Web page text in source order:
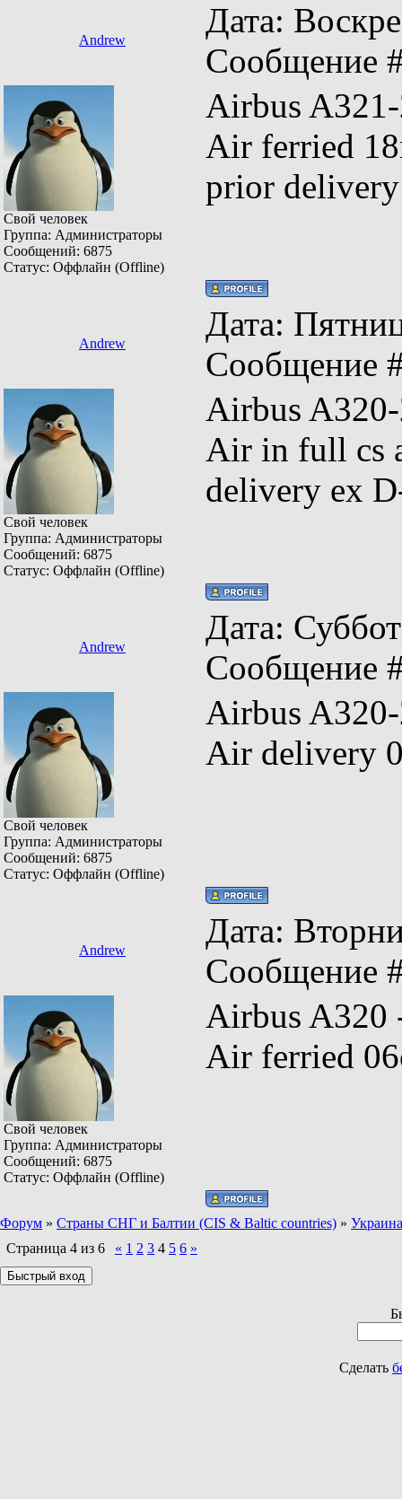
Andrew
Дата:
Сообщение
Свой человек
Группа: Администраторы
Сообщений: 6875
Статус: Оффлайн (Offline)
Airbus
Air ferried
prior
Andrew
Дата:
Сообщение
Свой человек
Группа: Администраторы
Сообщений: 6875
Статус: Оффлайн (Offline)
Airbus
Air in full cs
delivery ex
Andrew
Дата:
Сообщение
Свой человек
Группа: Администраторы
Сообщений: 6875
Статус: Оффлайн (Offline)
Airbus
Air delivery
Andrew
Дата:
Сообщение
Свой человек
Группа: Администраторы
Сообщений: 6875
Статус: Оффлайн (Offline)
Airbus A320
Air ferried
Форум » Страны СНГ и Балтии (CIS & Baltic countries) »
Страница 4 из 6 « 1 2 3 4 5 6 »
Сделать